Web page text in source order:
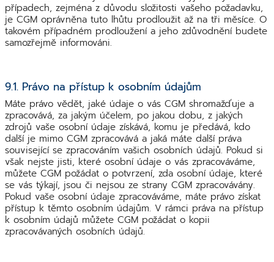
případech, zejména z důvodu složitosti vašeho požadavku,
je CGM oprávněna tuto lhůtu prodloužit až na tři měsíce. O
takovém případném prodloužení a jeho zdůvodnění budete
samozřejmě informováni.
9.1. Právo na přístup k osobním údajům
Máte právo vědět, jaké údaje o vás CGM shromažďuje a
zpracovává, za jakým účelem, po jakou dobu, z jakých
zdrojů vaše osobní údaje získává, komu je předává, kdo
další je mimo CGM zpracovává a jaká máte další práva
související se zpracováním vašich osobních údajů. Pokud si
však nejste jisti, které osobní údaje o vás zpracováváme,
můžete CGM požádat o potvrzení, zda osobní údaje, které
se vás týkají, jsou či nejsou ze strany CGM zpracovávány.
Pokud vaše osobní údaje zpracováváme, máte právo získat
přístup k těmto osobním údajům. V rámci práva na přístup
k osobním údajů můžete CGM požádat o kopii
zpracovávaných osobních údajů.